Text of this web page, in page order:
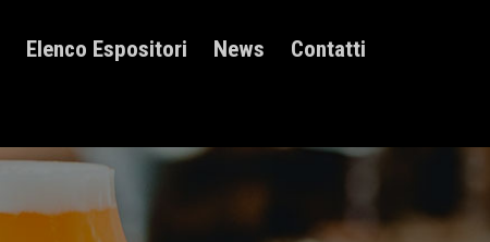
Elenco Espositori News
Contatti